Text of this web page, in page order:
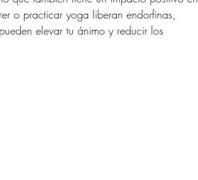
o practicar yoga liberan endorfinas,
elevar tu ánimo y reducir los